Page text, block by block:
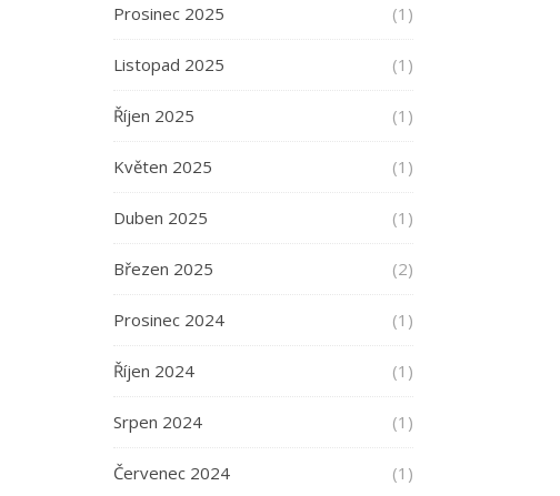
Prosinec 2025 (1)
Listopad 2025 (1)
Říjen 2025 (1)
Květen 2025 (1)
Duben 2025 (1)
Březen 2025 (2)
Prosinec 2024 (1)
Říjen 2024 (1)
Srpen 2024 (1)
Červenec 2024 (1)